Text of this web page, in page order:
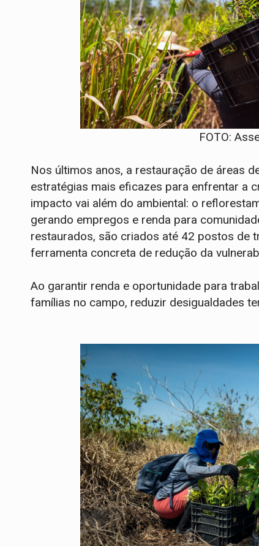
FOTO:
Nos últimos anos, a restauração de áreas
estratégias mais eficazes para enfrentar a
impacto vai além do ambiental: o
gerando empregos e renda para
restaurados, são criados até 42 postos de
ferramenta concreta de redução da
Ao garantir renda e oportunidade para
famílias no campo, reduzir desigualdades